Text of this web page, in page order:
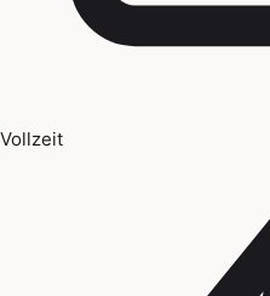
Vollzeit